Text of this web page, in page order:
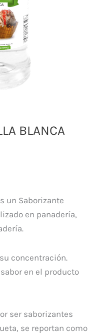
BLANCA
un Saborizante
en panadería,
concentración.
en el producto
ser saborizantes
se reportan como